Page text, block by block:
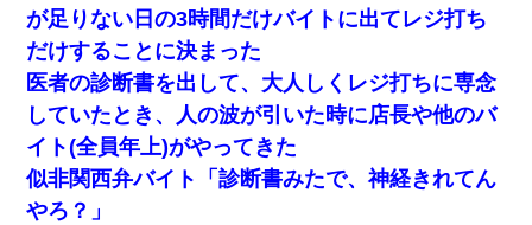
が足りない日の3時間だけバイトに出てレジ打ち
だけすることに決まった
医者の診断書を出して、大人しくレジ打ちに専念
していたとき、人の波が引いた時に店長や他のバ
イト(全員年上)がやってきた
似非関西弁バイト「診断書みたで、神経きれてん
やろ？」